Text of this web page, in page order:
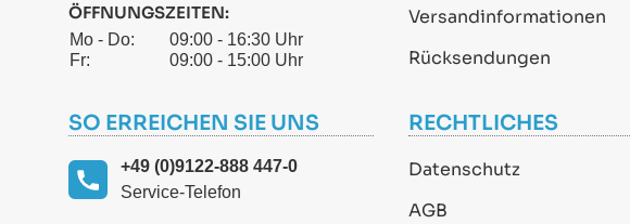
ÖFFNUNGSZEITEN:
Mo - Do:
09:00 - 16:30 Uhr
Fr:
09:00 - 15:00 Uhr
Versandinformationen
Rücksendungen
SO ERREICHEN SIE UNS
+49 (0)9122-888 447-0
Service-Telefon
RECHTLICHES
Datenschutz
AGB